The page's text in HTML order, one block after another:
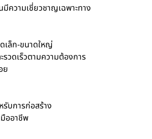
ความเชี่ยวชาญเฉพาะทาง
เล็ก-ขนาดใหญ่
วดเร็วตามความต้องการ
ย
บการก่อสร้าง
ออาชีพ